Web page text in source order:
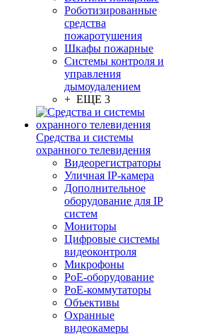
Роботизированные
средства
пожаротушения
Шкафы пожарные
Системы контроля и
управления
дымоудалением
+ ЕЩЕ 3
Средства и системы
охранного телевидения
Видеорегистраторы
Уличная IP-камера
Дополнительное
оборудование для IP
систем
Мониторы
Цифровые системы
видеоконтроля
Микрофоны
PoE-оборудование
PoE-коммутаторы
Объективы
Охранные
видеокамеры